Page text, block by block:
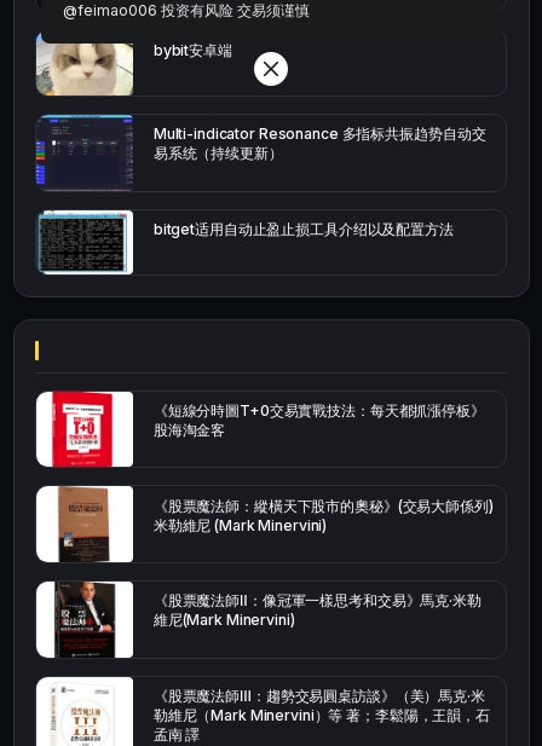
bybit安卓端
Multi-indicator Resonance 多指标共振趋势自动交
易系统（持续更新）
bitget适用自动止盈止损工具介绍以及配置方法
《短線分時圖T+0交易實戰技法：每天都抓漲停板》
股海淘金客
《股票魔法師：縱橫天下股市的奧秘》(交易大師係列)
米勒維尼 (Mark Minervini)
《股票魔法師Ⅱ：像冠軍一樣思考和交易》馬克·米勒
維尼(Mark Minervini)
《股票魔法師Ⅲ：趨勢交易圓桌訪談》（美）馬克·米
勒維尼（Mark Minervini）等 著；李鬆陽，王韻，石
孟南 譯
@feimao006 投资有风险 交易须谨慎